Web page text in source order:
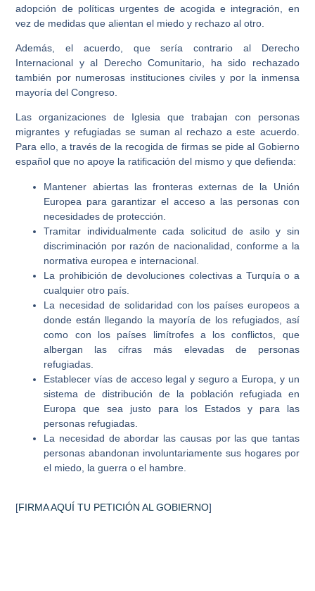
adopción de políticas urgentes de acogida e integración, en
vez de medidas que alientan el miedo y rechazo al otro.
Además, el acuerdo, que sería contrario al Derecho
Internacional y al Derecho Comunitario, ha sido rechazado
también por numerosas instituciones civiles y por la inmensa
mayoría del Congreso.
Las organizaciones de Iglesia que trabajan con personas
migrantes y refugiadas se suman al rechazo a este acuerdo.
Para ello, a través de la recogida de firmas se pide al Gobierno
español que no apoye la ratificación del mismo y que defienda:
Mantener abiertas las fronteras externas de la Unión
Europea para garantizar el acceso a las personas con
necesidades de protección.
Tramitar individualmente cada solicitud de asilo y sin
discriminación por razón de nacionalidad, conforme a la
normativa europea e internacional.
La prohibición de devoluciones colectivas a Turquía o a
cualquier otro país.
La necesidad de solidaridad con los países europeos a
donde están llegando la mayoría de los refugiados, así
como con los países limítrofes a los conflictos, que
albergan las cifras más elevadas de personas
refugiadas.
Establecer vías de acceso legal y seguro a Europa, y un
sistema de distribución de la población refugiada en
Europa que sea justo para los Estados y para las
personas refugiadas.
La necesidad de abordar las causas por las que tantas
personas abandonan involuntariamente sus hogares por
el miedo, la guerra o el hambre.
[FIRMA AQUÍ TU PETICIÓN AL GOBIERNO]